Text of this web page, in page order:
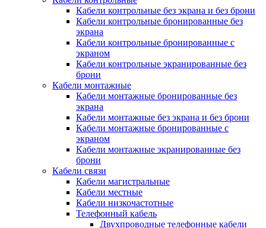
Кабели контрольные без экрана и без брони
Кабели контрольные бронированные без
экрана
Кабели контрольные бронированные с
экраном
Кабели контрольные экранированные без
брони
Кабели монтажные
Кабели монтажные бронированные без
экрана
Кабели монтажные без экрана и без брони
Кабели монтажные бронированные с
экраном
Кабели монтажные экранированные без
брони
Кабели связи
Кабели магистральные
Кабели местные
Кабели низкочастотные
Телефонный кабель
Двухпроводные телефонные кабели